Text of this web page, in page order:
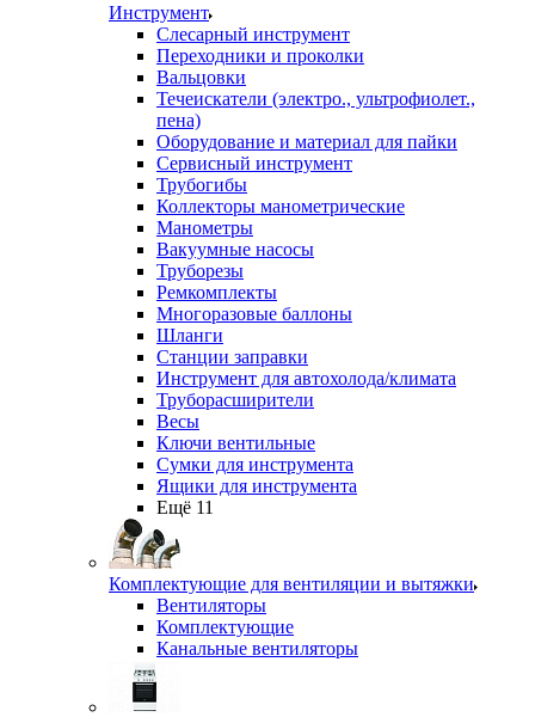
Инструмент
Слесарный инструмент
Переходники и проколки
Вальцовки
Течеискатели (электро., ультрофиолет.,
пена)
Оборудование и материал для пайки
Сервисный инструмент
Трубогибы
Коллекторы манометрические
Манометры
Вакуумные насосы
Труборезы
Ремкомплекты
Многоразовые баллоны
Шланги
Станции заправки
Инструмент для автохолода/климата
Труборасширители
Весы
Ключи вентильные
Сумки для инструмента
Ящики для инструмента
Ещё 11
Комплектующие для вентиляции и вытяжки
Вентиляторы
Комплектующие
Канальные вентиляторы